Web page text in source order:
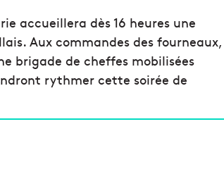
accueillera dès 16 heures une
Aux commandes des fourneaux,
brigade de cheffes mobilisées
rythmer cette soirée de